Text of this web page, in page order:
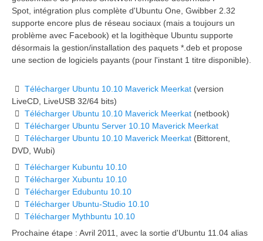
Spot, intégration plus complète d'Ubuntu One, Gwibber 2.32
supporte encore plus de réseau sociaux (mais a toujours un
problème avec Facebook) et la logithèque Ubuntu supporte
désormais la gestion/installation des paquets *.deb et propose
une section de logiciels payants (pour l'instant 1 titre disponible).
Télécharger Ubuntu 10.10 Maverick Meerkat(version
LiveCD, LiveUSB 32/64 bits)
Télécharger Ubuntu 10.10 Maverick Meerkat(netbook)
Télécharger Ubuntu Server 10.10 Maverick Meerkat
Télécharger Ubuntu 10.10 Maverick Meerkat(Bittorent,
DVD, Wubi)
Télécharger Kubuntu 10.10
Télécharger Xubuntu 10.10
Télécharger Edubuntu 10.10
Télécharger Ubuntu-Studio 10.10
Télécharger Mythbuntu 10.10
Prochaine étape : Avril 2011, avec la sortie d'Ubuntu 11.04 alias